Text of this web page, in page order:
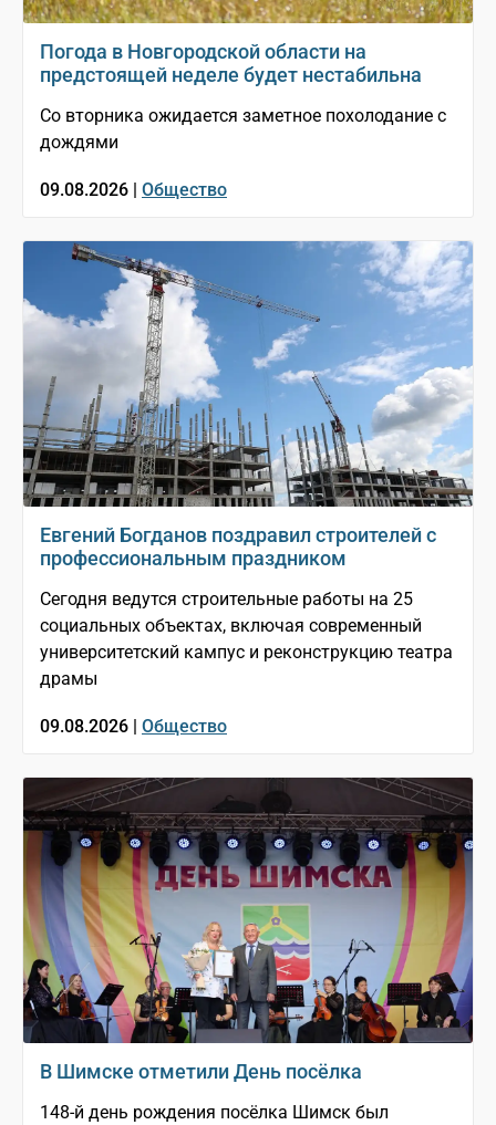
Погода в Новгородской области на
предстоящей неделе будет нестабильна
Со вторника ожидается заметное похолодание с
дождями
09.08.2026 | Общество
Евгений Богданов поздравил строителей с
профессиональным праздником
Сегодня ведутся строительные работы на 25
социальных объектах, включая современный
университетский кампус и реконструкцию театра
драмы
09.08.2026 | Общество
В Шимске отметили День посёлка
148-й день рождения посёлка Шимск был